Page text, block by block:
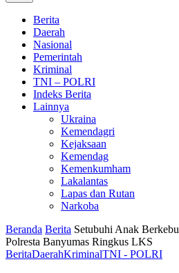
Berita
Daerah
Nasional
Pemerintah
Kriminal
TNI – POLRI
Indeks Berita
Lainnya
Ukraina
Kemendagri
Kejaksaan
Kemendag
Kemenkumham
Lakalantas
Lapas dan Rutan
Narkoba
Beranda Berita Setubuhi Anak
Polresta Banyumas Ringkus LKS
BeritaDaerahKriminalTNI - POLRI